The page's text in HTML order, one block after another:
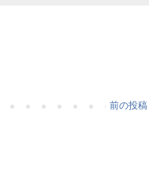
前の投稿